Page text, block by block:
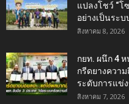
แปลงโชว์ “โ
อย่างเป็นระบ
สิงหาคม 8, 2026
กยท. ผนึก 4
กรีดยางควา
ระดับการแข่
สิงหาคม 7, 2026